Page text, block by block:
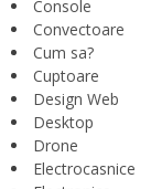
Console
Convectoare
Cum sa?
Cuptoare
Design Web
Desktop
Drone
Electrocasnice